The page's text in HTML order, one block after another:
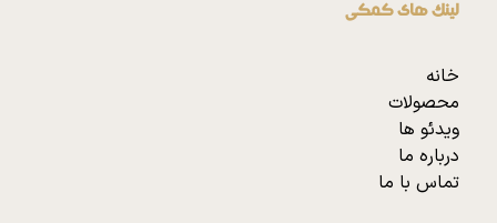
لینک های کمکی
خانه
محصولات
ویدئو ها
درباره ما
تماس با ما